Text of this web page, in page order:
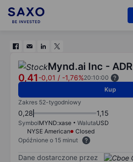
Mynd.ai Inc - ADR
0,41-0,01 / -1,76%20:10:00
Kup
Zakres 52-tygodniowy
0,28 1,15
SymbolMYND:xase WalutaUSD
NYSE American
Closed
Opóźnione o 15 minut
Dane dostarczone przez